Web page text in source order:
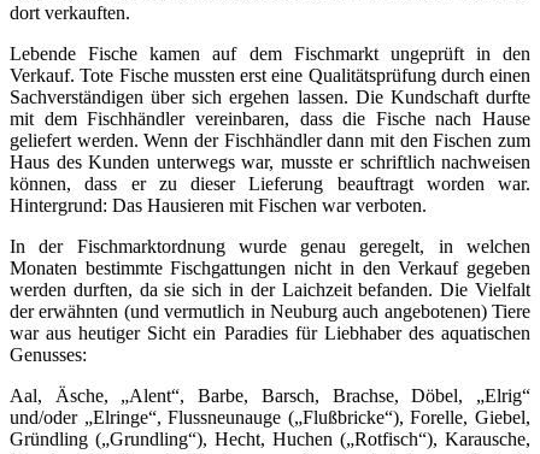
dort verkauften.
Lebende Fische kamen auf dem Fischmarkt ungeprüft in den
Verkauf. Tote Fische mussten erst eine Qualitätsprüfung durch einen
Sachverständigen über sich ergehen lassen. Die Kundschaft durfte
mit dem Fischhändler vereinbaren, dass die Fische nach Hause
geliefert werden. Wenn der Fischhändler dann mit den Fischen zum
Haus des Kunden unterwegs war, musste er schriftlich nachweisen
können, dass er zu dieser Lieferung beauftragt worden war.
Hintergrund: Das Hausieren mit Fischen war verboten.
In der Fischmarktordnung wurde genau geregelt, in welchen
Monaten bestimmte Fischgattungen nicht in den Verkauf gegeben
werden durften, da sie sich in der Laichzeit befanden. Die Vielfalt
der erwähnten (und vermutlich in Neuburg auch angebotenen) Tiere
war aus heutiger Sicht ein Paradies für Liebhaber des aquatischen
Genusses:
Aal, Äsche, „Alent“, Barbe, Barsch, Brachse, Döbel, „Elrig“
und/oder „Elringe“, Flussneunauge („Flußbricke“), Forelle, Giebel,
Gründling („Grundling“), Hecht, Huchen („Rotfisch“), Karausche,